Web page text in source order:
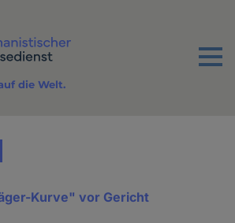
Menu
die Welt.
Kurve" vor Gericht